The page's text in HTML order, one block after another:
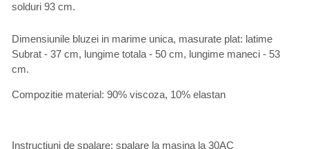
solduri 93 cm.
Dimensiunile bluzei in marime unica, masurate plat: latime
Subrat - 37 cm, lungime totala - 50 cm, lungime maneci - 53
cm.
Compozitie material: 90% viscoza, 10% elastan
Instructiuni de spalare: spalare la masina la 30AC